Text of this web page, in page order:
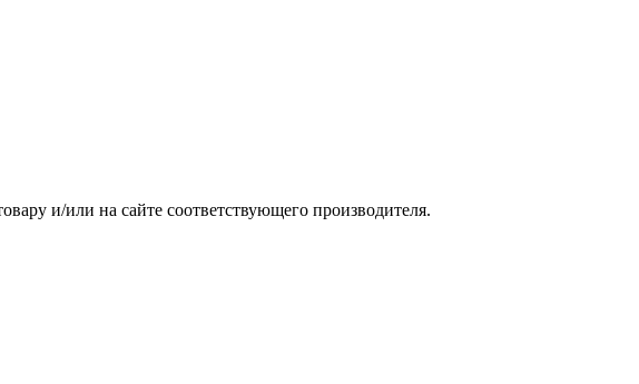
и/или на сайте соответствующего производителя.